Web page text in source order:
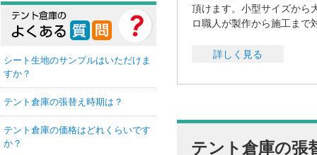
頂けます。小型サイズから
ロ職人が製作から施工まで
詳しく見る
テント倉庫の張
シート生地のサンプルはいただけま
すか？
テント倉庫の張替え時期は？
テント倉庫の価格はどれくらいです
か？